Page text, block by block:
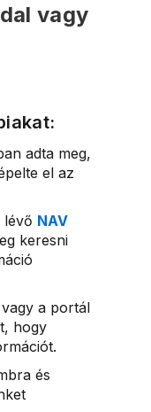
vagy
adta meg,
el az
lévő NAV
keresni
a portál
hogy
és